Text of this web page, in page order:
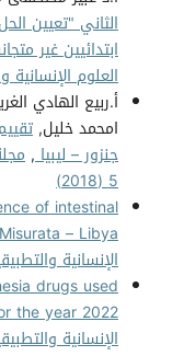
الثاني "تعيين
ابتدائيين غير
العلوم الإنسانية
أ.ربيع الهادي
امحمد خليل,
جنزور – ليبيا,
5 (2018)
of intestinal
– Libya
الإنسانية والتطبيقية:
drugs used
the year 2022
الإنسانية والتطبيقية: